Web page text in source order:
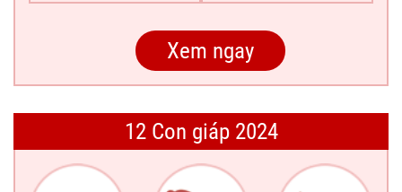
12 Con giáp 2024